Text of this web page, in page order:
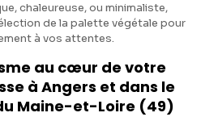
chaleureuse, ou minimaliste,
de la palette végétale pour
à vos attentes.
au cœur de votre
à Angers et dans le
Maine-et-Loire (49)